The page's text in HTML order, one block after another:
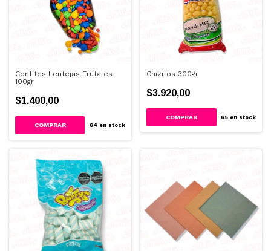
Confites Lentejas Frutales
100gr
$1.400,00
64 en stock
Chizitos 300gr
$3.920,00
65 en stock